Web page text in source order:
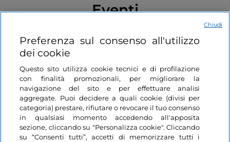
Eventi
Arte e cultura
Pittura a Napoli dopo
Caravaggio
Arte e cultura
50 giorni di Cinema a
Preferenza sul consenso all'utilizzo
dei cookie
Questo sito utilizza cookie tecnici e di profilazione
con finalità promozionali, per migliorare la
navigazione del sito e per effettuare analisi
aggregate. Puoi decidere a quali cookie (divisi per
categoria) prestare, rifiutare o revocare il tuo consenso
in qualsiasi momento accedendo all'apposita
sezione, cliccando su "Personalizza cookie". Cliccando
su “Consenti tutti”, accetti di memorizzare tutti i
Chiudi